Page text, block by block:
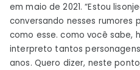
em maio de 2021. “Estou
conversando nesses rumores
como esse. como você sabe,
interpreto tantos
anos. Quero dizer, neste